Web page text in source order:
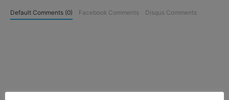
Default Comments (0) Facebook Comments Disqus Comments